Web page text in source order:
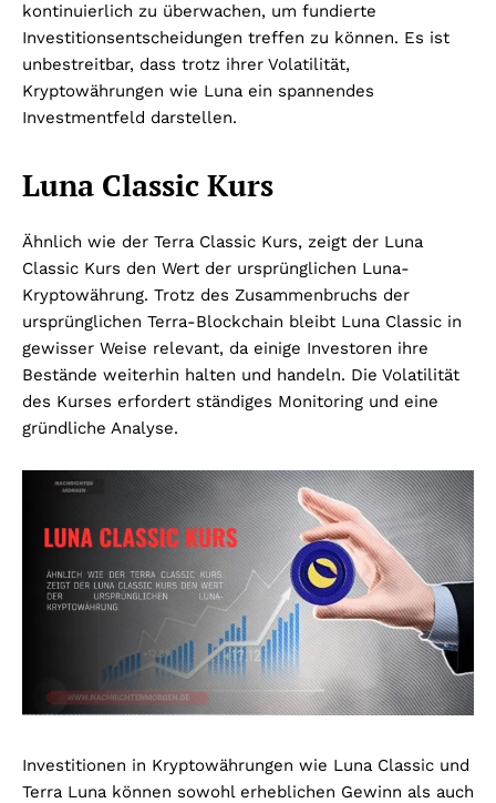
kontinuierlich zu überwachen, um fundierte
Investitionsentscheidungen treffen zu können. Es ist
unbestreitbar, dass trotz ihrer Volatilität,
Kryptowährungen wie Luna ein spannendes
Investmentfeld darstellen.
Luna Classic Kurs
Ähnlich wie der Terra Classic Kurs, zeigt der Luna
Classic Kurs den Wert der ursprünglichen Luna-
Kryptowährung. Trotz des Zusammenbruchs der
ursprünglichen Terra-Blockchain bleibt Luna Classic in
gewisser Weise relevant, da einige Investoren ihre
Bestände weiterhin halten und handeln. Die Volatilität
des Kurses erfordert ständiges Monitoring und eine
gründliche Analyse.
Investitionen in Kryptowährungen wie Luna Classic und
Terra Luna können sowohl erheblichen Gewinn als auch